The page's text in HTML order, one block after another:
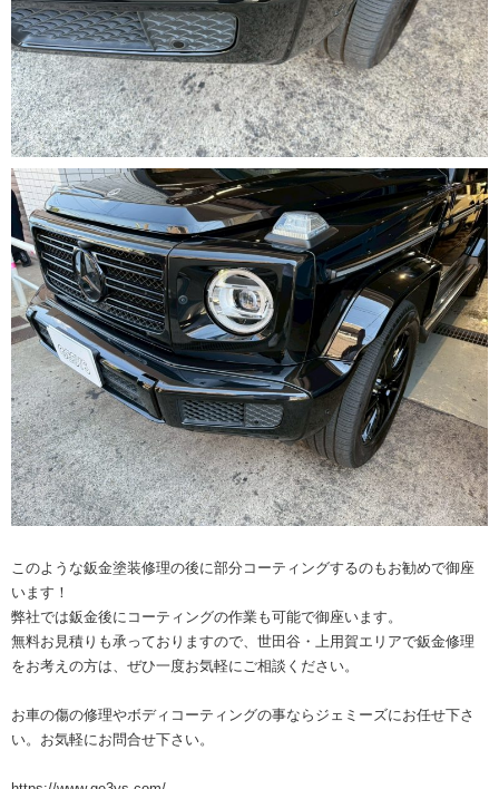
このような鈑金塗装修理の後に部分コーティングするのもお勧めで御座
います！
弊社では鈑金後にコーティングの作業も可能で御座います。
無料お見積りも承っておりますので、世田谷・上用賀エリアで鈑金修理
をお考えの方は、ぜひ一度お気軽にご相談ください。
お車の傷の修理やボディコーティングの事ならジェミーズにお任せ下さ
い。お気軽にお問合せ下さい。